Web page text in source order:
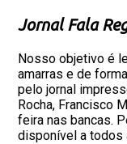
Jornal Fala
Nosso objetivo é
amarras e de
pelo jornal
Rocha, Francisco
feira nas bancas.
disponível a todos